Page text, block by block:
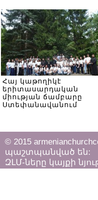
Հայ կաթողիկէ
երիտասարդական
միության ճամբարը
Ստեփանավանում
© 2015
պաշտպանված են:
ԶԼՄ-ները կայքի